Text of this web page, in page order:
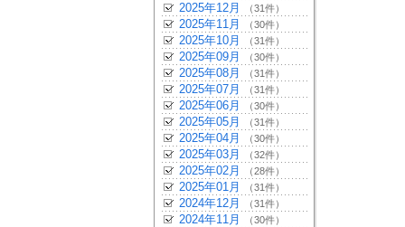
2025年12月 （31件）
2025年11月 （30件）
2025年10月 （31件）
2025年09月 （30件）
2025年08月 （31件）
2025年07月 （31件）
2025年06月 （30件）
2025年05月 （31件）
2025年04月 （30件）
2025年03月 （32件）
2025年02月 （28件）
2025年01月 （31件）
2024年12月 （31件）
2024年11月 （30件）